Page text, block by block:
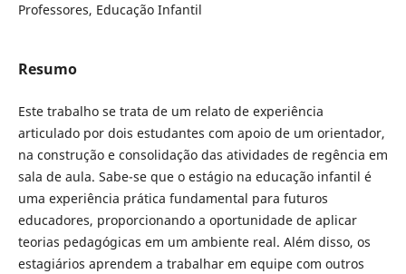
Professores, Educação Infantil
Resumo
Este trabalho se trata de um relato de experiência
articulado por dois estudantes com apoio de um orientador,
na construção e consolidação das atividades de regência em
sala de aula. Sabe-se que o estágio na educação infantil é
uma experiência prática fundamental para futuros
educadores, proporcionando a oportunidade de aplicar
teorias pedagógicas em um ambiente real. Além disso, os
estagiários aprendem a trabalhar em equipe com outros